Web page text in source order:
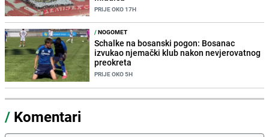
PRIJE OKO 17H
/NOGOMET
Schalke na bosanski pogon: Bosanac
izvukao njemački klub nakon nevjerovatnog
preokreta
PRIJE OKO 5H
/ Komentari